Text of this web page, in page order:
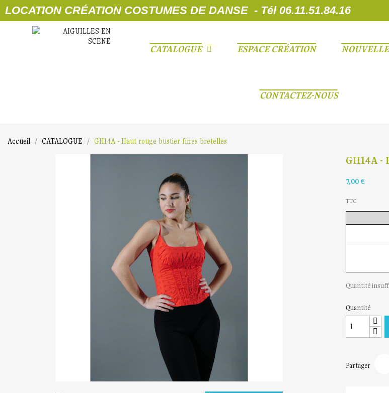
LOCATION CRÉATION COSTUMES DE DANSE - Tél 06.11.51.84.16
CATALOGUE ESPACE CRÉATION
CONTACTEZ-NOUS
Accueil CATALOGUE GH14A - Haut rouge bustier fines bretelles
GH14A -
7,00 €
TTC
Quantité
Quantité
Partager